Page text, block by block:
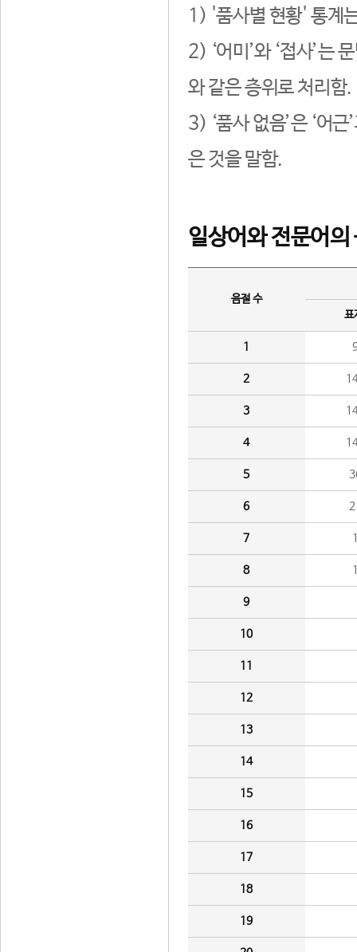
1) '품사별 현황' 통계
2) ‘어미’와 ‘접사’는
와 같은 층위로 처리함.
3) ‘품사 없음’은 ‘어
은 것을 말함.
일상어와 전문어의
음절 수
표
1
2
3
4
5
6
7
8
9
10
11
12
13
14
15
16
17
18
19